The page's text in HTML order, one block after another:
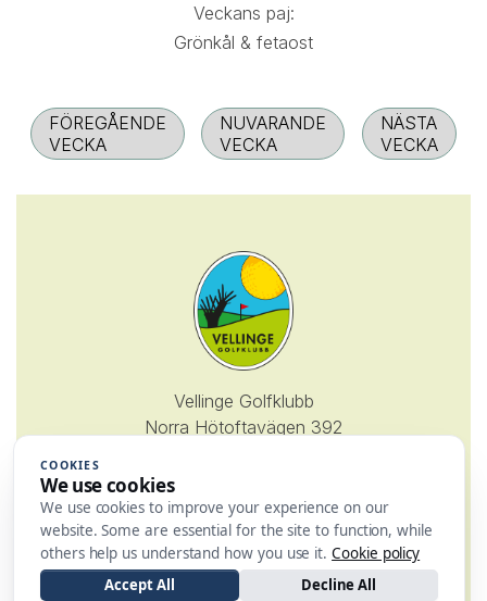
Veckans paj:
Grönkål & fetaost
FÖREGÅENDE
VECKA
NUVARANDE
VECKA
NÄSTA
VECKA
Vellinge Golfklubb
Norra Hötoftavägen 392
Tel. 040-443255
info@vellingegk.se
COOKIES
We use cookies
We use cookies to improve your experience on our
website. Some are essential for the site to function, while
others help us understand how you use it. Cookie policy
Accept All
Decline All